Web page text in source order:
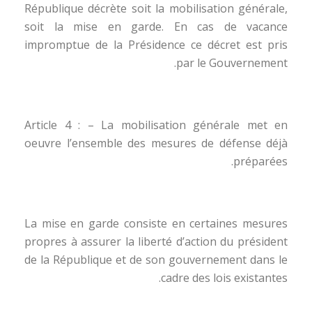
République décrète soit la mobilisation générale,
soit la mise en garde. En cas de vacance
impromptue de la Présidence ce décret est pris
par le Gouvernement.
Article 4 : – La mobilisation générale met en
oeuvre l’ensemble des mesures de défense déjà
préparées.
La mise en garde consiste en certaines mesures
propres à assurer la liberté d’action du président
de la République et de son gouvernement dans le
cadre des lois existantes.